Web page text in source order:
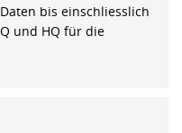
bis einschliesslich
und HQ für die